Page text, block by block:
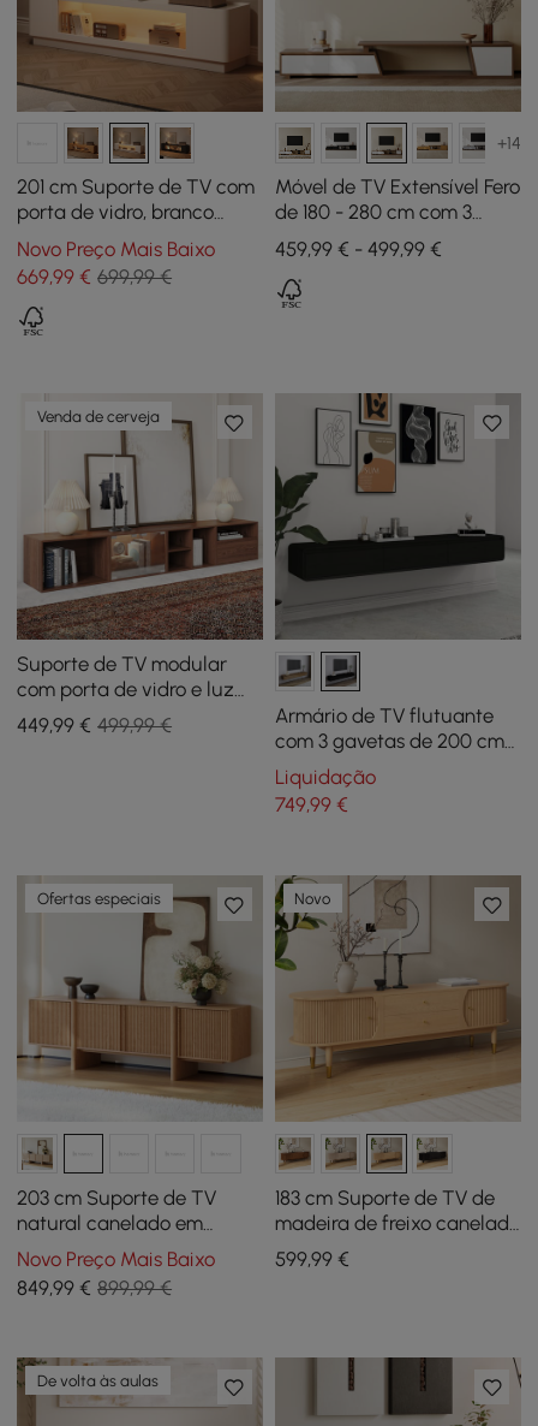
201 cm Suporte de TV com
porta de vidro, branco
quente, com arrumação e
LED
Novo Preço Mais Baixo
669,99 € 699,99 €
+14
Móvel de TV Extensível Fero
de 180 - 280 cm com 3
Gavetas
459,99 € - 499,99 €
Venda de cerveja
Suporte de TV modular
com porta de vidro e luz
LED, 94" em nogueira
449,99 € 499,99 €
Armário de TV flutuante
com 3 gavetas de 200 cm
em preto
Liquidação
749,99€
Ofertas especiais
203 cm Suporte de TV
natural canelado em
madeira de freixo com
armários
Novo Preço Mais Baixo
849,99 € 899,99 €
Novo
183 cm Suporte de TV de
madeira de freixo canelado
natural com
armazenamento
599,99€
De volta às aulas